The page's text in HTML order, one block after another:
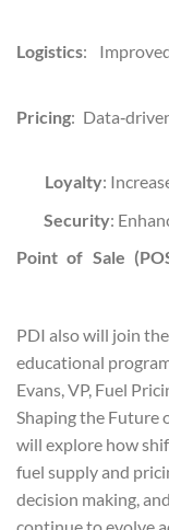
Logistics:
Pricing:
Loyalty:
Security:
Point of Sale
PDI also will join
educational
Evans, VP, Fuel
Shaping the Future
will explore how
fuel supply and
decision making,